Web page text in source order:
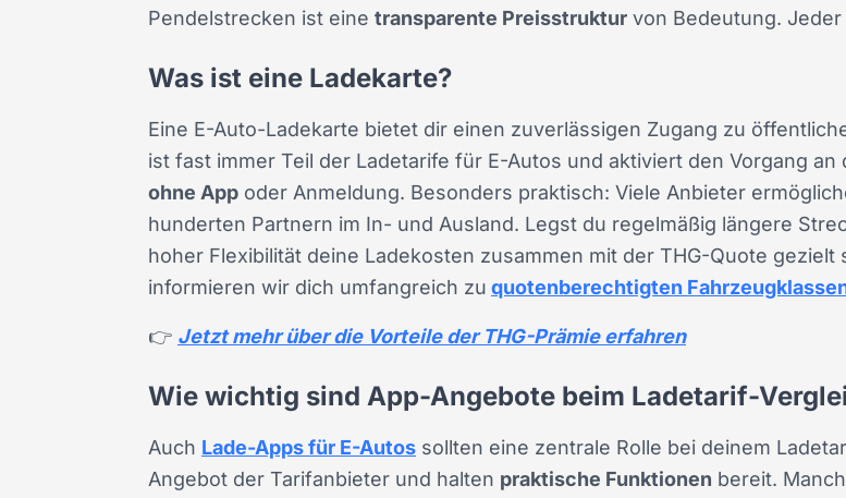
Pendelstrecken ist eine transparente Preisstruktur von Bedeutung.
Was ist eine Ladekarte?
Eine E-Auto-Ladekarte bietet dir einen zuverlässigen Zugang zu
ist fast immer Teil der Ladetarife für E-Autos und aktiviert den Vorgang an
ohne App oder Anmeldung. Besonders praktisch: Viele Anbieter
hunderten Partnern im In- und Ausland. Legst du regelmäßig längere
hoher Flexibilität deine Ladekosten zusammen mit der THG-Quote
informieren wir dich umfangreich zu quotenberechtigten
👉 Jetzt mehr über die Vorteile der THG-Prämie erfahren
Wie wichtig sind App-Angebote beim Ladetarif-
Auch Lade-Apps für E-Autos sollten eine zentrale Rolle bei deinem
Angebot der Tarifanbieter und halten praktische Funktionen bereit.